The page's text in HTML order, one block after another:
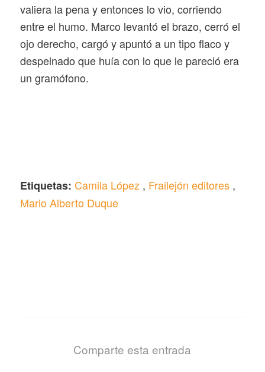
valiera la pena y entonces lo vio, corriendo
entre el humo. Marco levantó el brazo, cerró el
ojo derecho, cargó y apuntó a un tipo flaco y
despeinado que huía con lo que le pareció era
un gramófono.
Etiquetas: Camila López, Frailejón editores,
Mario Alberto Duque
Comparte esta entrada